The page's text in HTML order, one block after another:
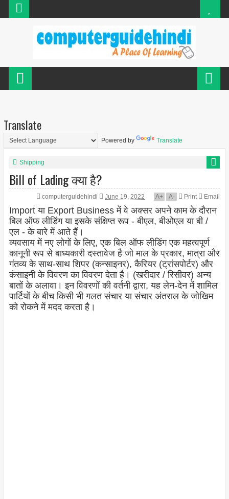
Translate
Powered by Translate
Shipping
Bill of Lading क्या है?
computerguidehindi June 19, 2022 A+ A- Print Email
Import या Export Business में वे अक्सर अपने काम के दौरान
बिल ऑफ लीडिंग या इसके संक्षिप्त रूप - बीएल, बीओएल या बी /
एल - के बारे में आते हैं।
व्यवसाय में नए लोगों के लिए, एक बिल ऑफ लीडिंग एक महत्वपूर्ण
कानूनी रूप से बाध्यकारी दस्तावेज है जो माल के प्रकार, मात्रा और
गंतव्य के साथ-साथ शिपर (कन्साइनर), कैरियर (ट्रांसपोर्टर) और
कंसाइनी के विवरण का विवरण देता है। (खरीदार / रिसीवर) अन्य
बातों के अलावा। इन विवरणों की वर्तनी द्वारा, यह लेन-देन में शामिल
पार्टियों के बीच किसी भी गलत संचार या संचार अंतराल के जोखिम
को रोकने में मदद करता है।